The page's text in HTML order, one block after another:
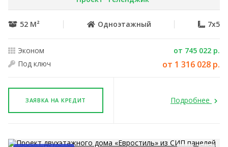
52 М² Одноэтажный 7x5
Эконом
от 745 022 р.
Под ключ
от 1 316 028 р.
ЗАЯВКА НА КРЕДИТ Подробнее